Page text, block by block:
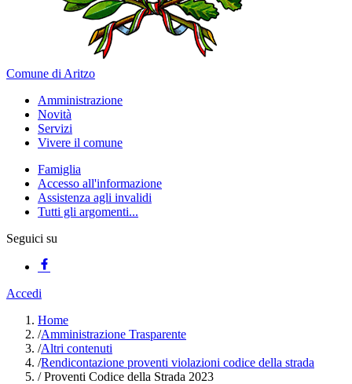
Comune di Aritzo
Amministrazione
Novità
Servizi
Vivere il comune
Famiglia
Accesso all'informazione
Assistenza agli invalidi
Tutti gli argomenti...
Seguici su
Accedi
Home
/Amministrazione Trasparente
/Altri contenuti
/Rendicontazione proventi violazioni codice della strada
/Proventi Codice della Strada 2023